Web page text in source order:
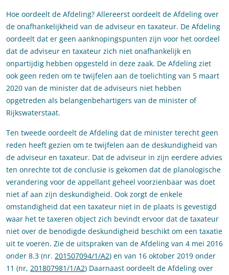
Hoe oordeelt de Afdeling? Allereerst oordeelt de Afdeling over
de onafhankelijkheid van de adviseur en taxateur. De Afdeling
oordeelt dat er geen aanknopingspunten zijn voor het oordeel
dat de adviseur en taxateur zich niet onafhankelijk en
onpartijdig hebben opgesteld in deze zaak. De Afdeling ziet
ook geen reden om te twijfelen aan de toelichting van 5 maart
2020 van de minister dat de adviseurs niet hebben
opgetreden als belangenbehartigers van de minister of
Rijkswaterstaat.
Ten tweede oordeelt de Afdeling dat de minister terecht geen
reden heeft gezien om te twijfelen aan de deskundigheid van
de adviseur en taxateur. Dat de adviseur in zijn eerdere advies
ten onrechte tot de conclusie is gekomen dat de planologische
verandering voor de appellant geheel voorzienbaar was doet
niet af aan zijn deskundigheid. Ook zorgt de enkele
omstandigheid dat een taxateur niet in de plaats is gevestigd
waar het te taxeren object zich bevindt ervoor dat de taxateur
niet over de benodigde deskundigheid beschikt om een taxatie
uit te voeren. Zie de uitspraken van de Afdeling van 4 mei 2016
onder 8.3 (nr. 201507094/1/A2) en van 16 oktober 2019 onder
11 (nr, 201807981/1/A2) Daarnaast oordeelt de Afdeling over